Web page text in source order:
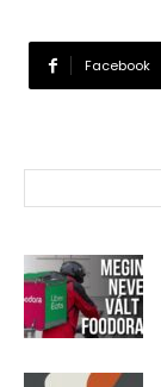
Facebook